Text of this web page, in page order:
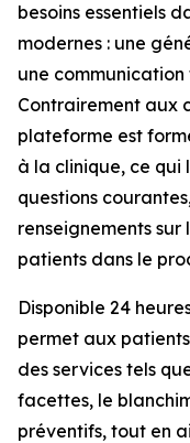
besoins essentiels
modernes : une
une
Contrairement aux
plateforme est
à la clinique, ce
questions
renseignements
patients dans le
Disponible 24
permet aux
des services tels
facettes, le
préventifs, tout en